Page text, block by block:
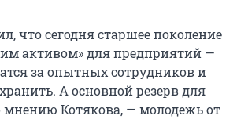
что сегодня старшее поколение
активом» для предприятий —
за опытных сотрудников и
А основной резерв для
мнению Котякова, — молодежь от